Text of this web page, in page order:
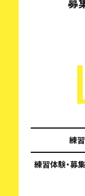
練
練習体験・募